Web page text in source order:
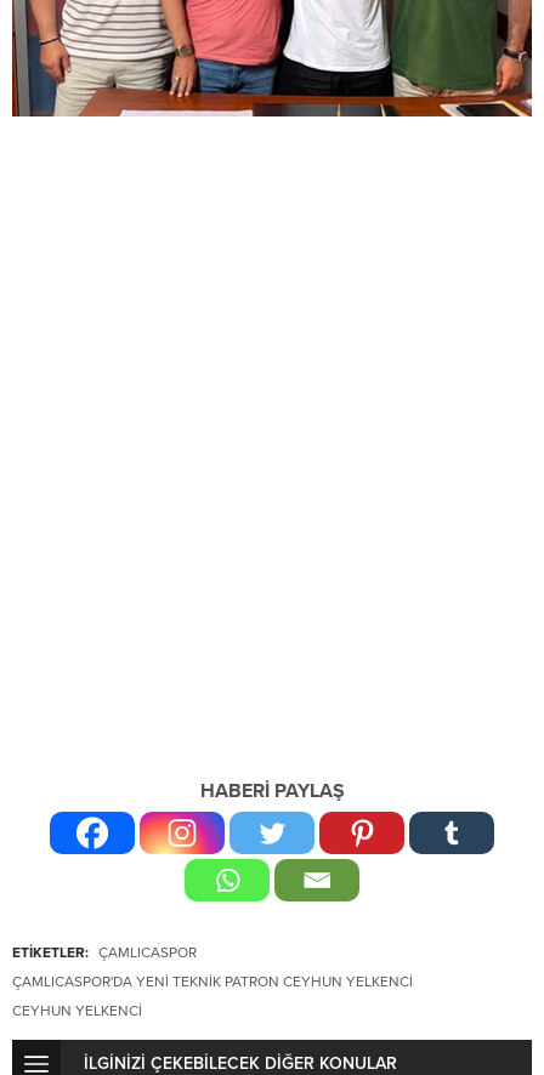
HABERİ PAYLAŞ
ETİKETLER: ÇAMLICASPOR
ÇAMLICASPOR'DA YENI TEKNIK PATRON CEYHUN YELKENCI
CEYHUN YELKENCI
İLGİNİZİ ÇEKEBİLECEK DİĞER KONULAR